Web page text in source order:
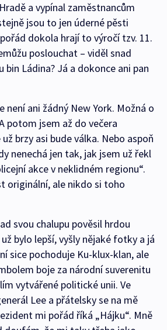
a vypínal zaměstnancům
jsou to jen úderné pěsti
dokola hrají to výročí tzv. 11.
poslouchat – viděl snad
bin Ládina? Já a dokonce ani pan
není ani žádný New York. Možná o
potom jsem až do večera
brzy asi bude válka. Nebo aspoň
nenechá jen tak, jak jsem už řekl
akce v neklidném regionu“.
originální, ale nikdo si toho
svou chalupu pověsil hrdou
bylo lepší, vyšly nějaké fotky a já
sice pochoduje Ku-klux-klan, ale
boje za národní suverenitu
vytvářené politické unii. Ve
Lee a přátelsky se na mě
mi pořád říká „Hájku“. Mně